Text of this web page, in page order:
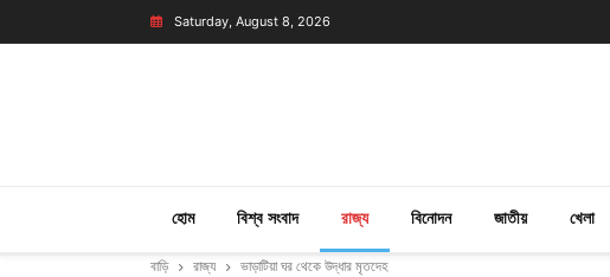
Saturday, August 8, 2026
হোম বিশ্ব সংবাদ রাজ্য বিনোদন জাতীয় খেলা
বাড়ি রাজ্য ভাড়াটিয়া ঘর থেকে উদ্ধার মৃতদেহ